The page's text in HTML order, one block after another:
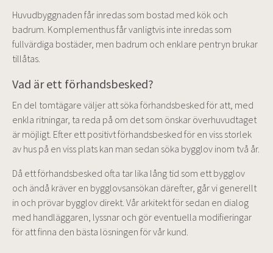
Huvudbyggnaden får inredas som bostad med kök och
badrum. Komplementhus får vanligtvis inte inredas som
fullvärdiga bostäder, men badrum och enklare pentryn brukar
tillåtas.
Vad är ett förhandsbesked?
En del tomtägare väljer att söka förhandsbesked för att, med
enkla ritningar, ta reda på om det som önskar överhuvudtaget
är möjligt. Efter ett positivt förhandsbesked för en viss storlek
av hus på en viss plats kan man sedan söka bygglov inom två år.
Då ett förhandsbesked ofta tar lika lång tid som ett bygglov
och ändå kräver en bygglovsansökan därefter, går vi generellt
in och prövar bygglov direkt. Vår arkitekt för sedan en dialog
med handläggaren, lyssnar och gör eventuella modifieringar
för att finna den bästa lösningen för vår kund.